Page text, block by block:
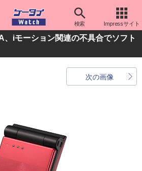
検索 Impressサイト
、iモーション関連の不具合でソフト
次の画像